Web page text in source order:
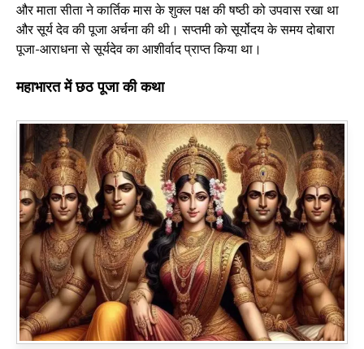
और माता सीता ने कार्तिक मास के शुक्ल पक्ष की षष्ठी को उपवास रखा था
और सूर्य देव की पूजा अर्चना की थी। सप्तमी को सूर्योदय के समय दोबारा
पूजा-आराधना से सूर्यदेव का आशीर्वाद प्राप्त किया था।
महाभारत में छठ पूजा की कथा